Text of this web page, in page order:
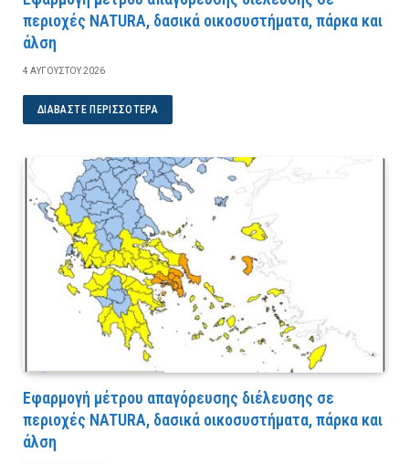
περιοχές NATURA, δασικά οικοσυστήματα, πάρκα και
άλση
4 ΑΥΓΟΎΣΤΟΥ 2026
ΔΙΑΒΆΣΤΕ ΠΕΡΙΣΣΌΤΕΡΑ
Εφαρμογή μέτρου απαγόρευσης διέλευσης σε
περιοχές NATURA, δασικά οικοσυστήματα, πάρκα και
άλση